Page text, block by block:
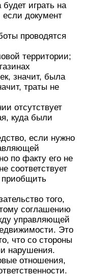
играть на
если документ
проводятся
территории;
значит, была
траты не
отсутствует
куда были
если нужно
по факту его не
соответствует
того,
соглашению
управляющей
Это
что со стороны
нарушения.
отношения,